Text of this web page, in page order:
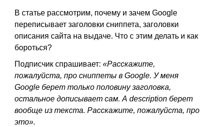
В статье рассмотрим, почему и зачем Google
переписывает заголовки сниппета, заголовки
описания сайта на выдаче. Что с этим делать и как
бороться?
Подписчик спрашивает: «Расскажите,
пожалуйста, про сниппеты в Google. У меня
Google берет только половину заголовка,
остальное дописывает сам. А description берет
вообще из текста. Расскажите, пожалуйста, про
это».